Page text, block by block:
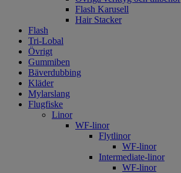
Flash Karusell
Hair Stacker
Flash
Tri-Lobal
Övrigt
Gummiben
Bäverdubbing
Kläder
Mylarslang
Flugfiske
Linor
WF-linor
Flytlinor
WF-linor
Intermediate-linor
WF-linor